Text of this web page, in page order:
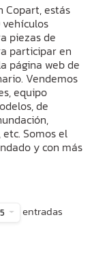
Copart, estás
piezas de
participar en
página web de
Vendemos
equipo
de
Somos el
y con más
entradas